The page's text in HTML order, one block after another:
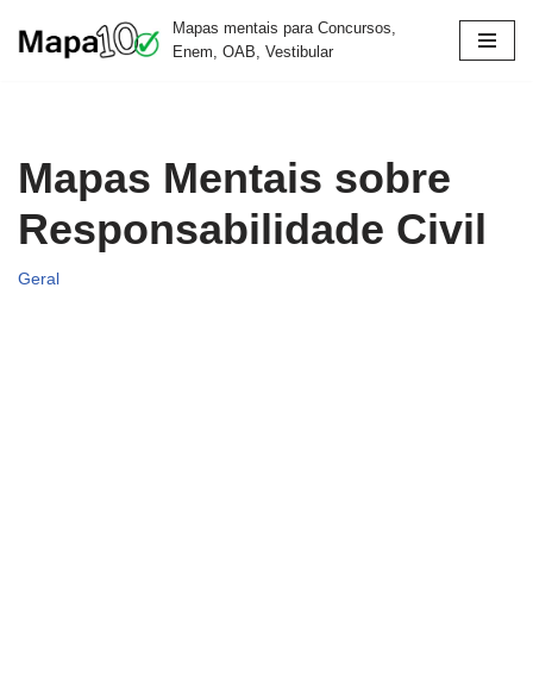
Mapas mentais para Concursos,
Enem, OAB, Vestibular
Mapas Mentais sobre
Responsabilidade Civil
Geral